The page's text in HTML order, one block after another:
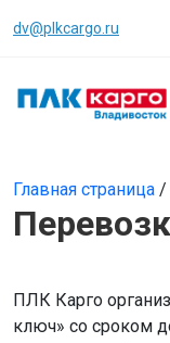
dv@plkcargo.ru
Главная страница /
ПЛК Карго
ключ» со сроком